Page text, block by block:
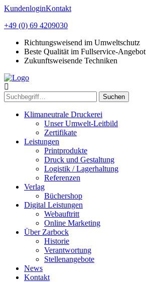
KundenloginKontakt
+49 (0) 69 4209030
Richtungsweisend im Umweltschutz
Beste Qualität im Fullservice-Angebot
Zukunftsweisende Techniken
Suchen
Klimaneutrale Druckerei
Unser Umwelt-Leitbild
Zertifikate
Leistungen
Printprodukte
Druck und Gestaltung
Logistik / Lagerhaltung
Referenzen
Verlag
Büchershop
Digital Leistungen
Webauftritt
Online Marketing
Über Zarbock
Historie
Verantwortung
Stellenangebote
News
Kontakt